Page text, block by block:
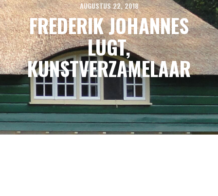
AUGUSTUS 22, 2018
FREDERIK JOHANNES
LUGT,
KUNSTVERZAMELAAR